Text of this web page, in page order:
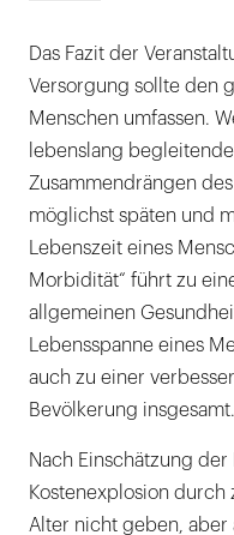
Das Fazit der
Versorgung sollte den
Menschen umfassen.
lebenslang
Zusammendrängen
möglichst späten und
Lebenszeit eines
Morbidität“ führt zu
allgemeinen
Lebensspanne eines
auch zu einer
Bevölkerung insgesamt.
Nach Einschätzung
Kostenexplosion
Alter nicht geben,